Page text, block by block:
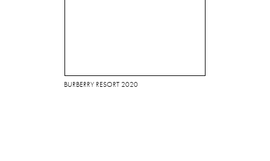
BURBERRY RESORT 2020